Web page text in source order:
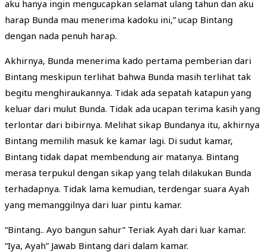
aku hanya ingin mengucapkan selamat ulang tahun dan aku
harap Bunda mau menerima kadoku ini,” ucap Bintang
dengan nada penuh harap.
Akhirnya, Bunda menerima kado pertama pemberian dari
Bintang meskipun terlihat bahwa Bunda masih terlihat tak
begitu menghiraukannya. Tidak ada sepatah katapun yang
keluar dari mulut Bunda. Tidak ada ucapan terima kasih yang
terlontar dari bibirnya. Melihat sikap Bundanya itu, akhirnya
Bintang memilih masuk ke kamar lagi. Di sudut kamar,
Bintang tidak dapat membendung air matanya. Bintang
merasa terpukul dengan sikap yang telah dilakukan Bunda
terhadapnya. Tidak lama kemudian, terdengar suara Ayah
yang memanggilnya dari luar pintu kamar.
“Bintang.. Ayo bangun sahur” Teriak Ayah dari luar kamar.
“Iya, Ayah” Jawab Bintang dari dalam kamar.